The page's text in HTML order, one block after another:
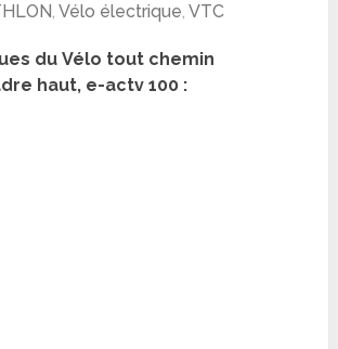
,Vélo électrique,VTC
du Vélo tout chemin
haut, e-actv 100 :